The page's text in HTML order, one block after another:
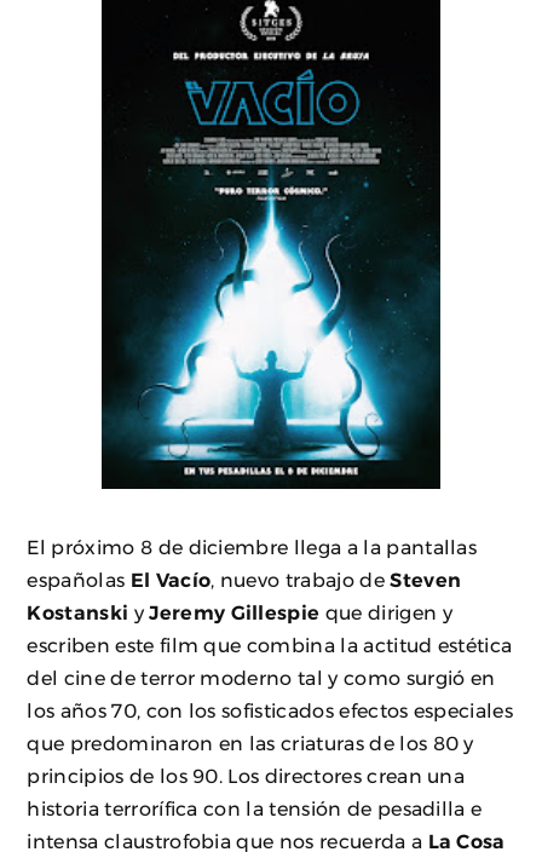
El próximo 8 de diciembre llega a la pantallas
españolas El Vacío , nuevo trabajo deSteven
Kostanski yJeremy Gillespie que dirigen y
escriben este film que combina la actitud estética
del cine de terror moderno tal y como surgió en
los años 70, con los sofisticados efectos especiales
que predominaron en las criaturas de los 80 y
principios de los 90. Los directores crean una
historia terrorífica con la tensión de pesadilla e
intensa claustrofobia que nos recuerda a La Cosa